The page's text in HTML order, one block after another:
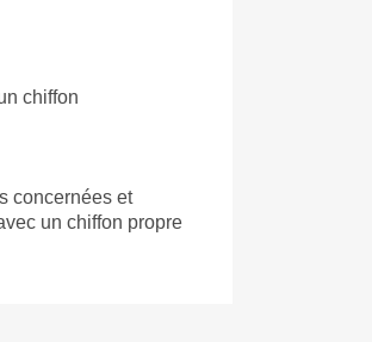
chiffon
concernées et
un chiffon propre